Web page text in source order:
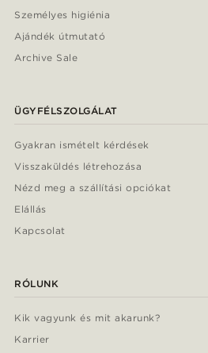
Személyes higiénia
Ajándék útmutató
Archive Sale
ÜGYFÉLSZOLGÁLAT
Gyakran ismételt kérdések
Visszaküldés létrehozása
Nézd meg a szállítási opciókat
Elállás
Kapcsolat
RÓLUNK
Kik vagyunk és mit akarunk?
Karrier